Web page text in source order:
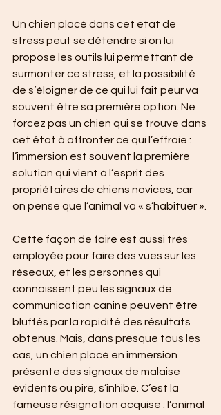
Un chien placé dans cet état de
stress peut se détendre si on lui
propose les outils lui permettant de
surmonter ce stress, et la possibilité
de s’éloigner de ce qui lui fait peur va
souvent être sa première option. Ne
forcez pas un chien qui se trouve dans
cet état à affronter ce qui l’effraie :
l’immersion est souvent la première
solution qui vient à l’esprit des
propriétaires de chiens novices, car
on pense que l’animal va « s’habituer ».
Cette façon de faire est aussi très
employée pour faire des vues sur les
réseaux, et les personnes qui
connaissent peu les signaux de
communication canine peuvent être
bluffés par la rapidité des résultats
obtenus. Mais, dans presque tous les
cas, un chien placé en immersion
présente des signaux de malaise
évidents ou pire, s’inhibe. C’est la
fameuse résignation acquise : l’animal